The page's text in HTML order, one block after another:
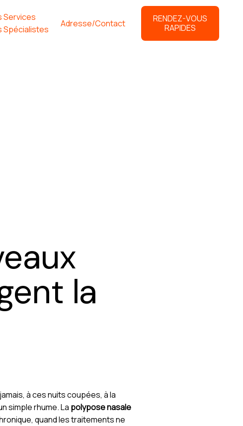
Services
Spécialistes
Adresse/Contact
RENDEZ-VOUS
RAPIDES
la
à ces nuits coupées, à la
simple rhume. La polypose nasale
quand les traitements ne